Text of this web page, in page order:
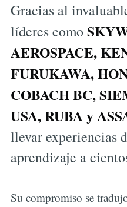
Gracias al
líderes como
AEROSPACE,
FURUKAWA,
COBACH BC,
USA, RUBA y
llevar experiencias
aprendizaje a
Su compromiso se